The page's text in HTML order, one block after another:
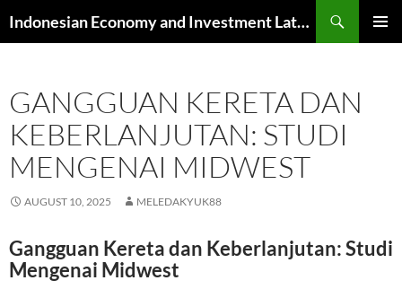
to
Indonesian Economy and Investment Latest News
GANGGUAN KERETA DAN
KEBERLANJUTAN: STUDI
MENGENAI MIDWEST
AUGUST 10, 2025 MELEDAKYUK88
Gangguan Kereta dan Keberlanjutan: Studi
Mengenai Midwest